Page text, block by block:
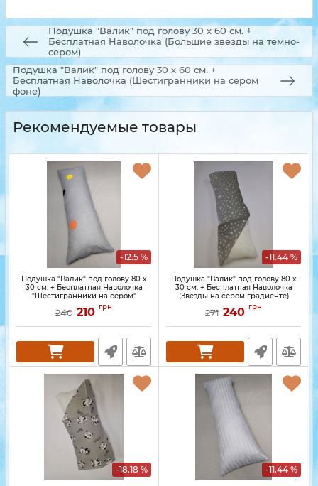
Подушка "Валик" под голову 30 x 60 см. +
Бесплатная Наволочка (Большие звезды на темно-
сером)
Подушка "Валик" под голову 30 x 60 см. +
Бесплатная Наволочка (Шестигранники на сером
фоне)
Рекомендуемые товары
-12.5 %
Подушка "Валик" под голову 80 x
30 см. + Бесплатная Наволочка
"Шестигранники на сером"
240 210 грн
-11.44 %
Подушка "Валик" под голову 80 x
30 см. + Бесплатная Наволочка
(Звезды на сером градиенте)
271 240 грн
-18.18 % -11.44 %